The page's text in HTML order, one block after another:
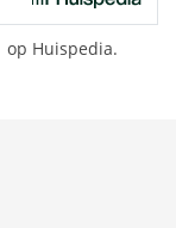
op Huispedia.